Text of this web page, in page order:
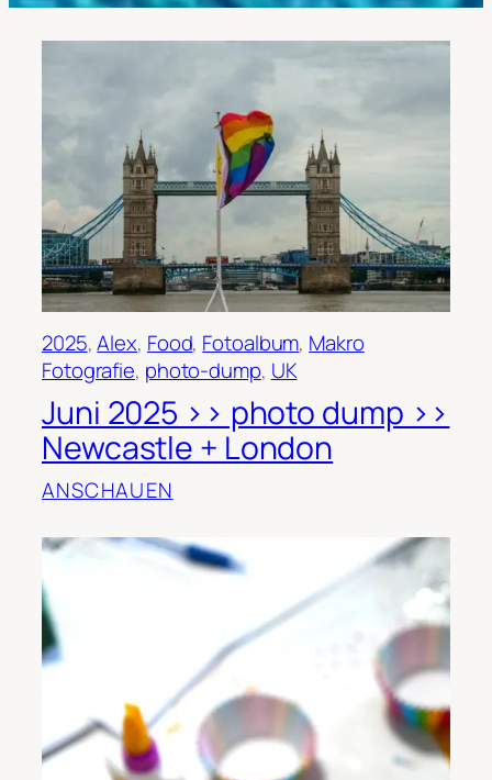
2025, Alex, Food, Fotoalbum, Makro
Fotografie, photo-dump, UK
Juni 2025 >> photo dump >>
Newcastle + London
ANSCHAUEN